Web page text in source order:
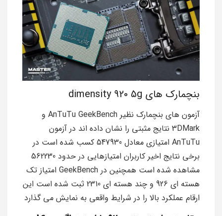
بنچمارک های dimensity 920 5g
آزمون های بنچمارک نظیر AnTuTu GeekBench و
3DMark نتایج مثبتی را نشان داده اند در آزمون
AnTuTu امتیازی معادل 547930 کسب شده است در
برخی نتایج اخیر کاربران امتیازهایی در حدود 562230
مشاهده شده است همچنین در GeekBench امتیاز تک
هسته ای 926 و چند هسته ای 2310 ثبت شده است این
ارقام عملکرد بالا را در شرایط واقعی به نمایش می گذارد